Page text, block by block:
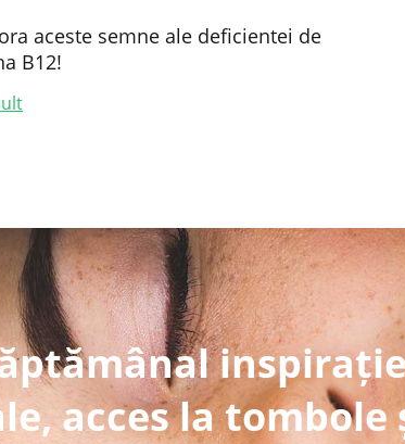
aceste semne ale deficientei de
B12!
acces la tombole